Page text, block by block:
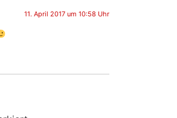
11. April 2017 um 10:58 Uhr